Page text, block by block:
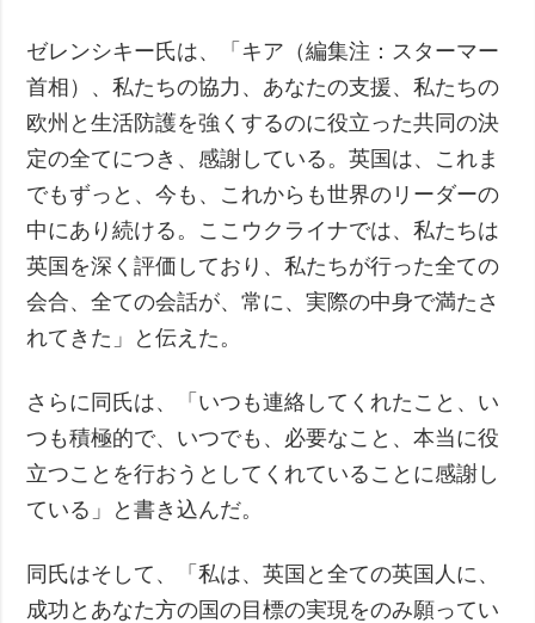
ゼレンシキー氏は、「キア（編集注：スターマー
首相）、私たちの協力、あなたの支援、私たちの
欧州と生活防護を強くするのに役立った共同の決
定の全てにつき、感謝している。英国は、これま
でもずっと、今も、これからも世界のリーダーの
中にあり続ける。ここウクライナでは、私たちは
英国を深く評価しており、私たちが行った全ての
会合、全ての会話が、常に、実際の中身で満たさ
れてきた」と伝えた。
さらに同氏は、「いつも連絡してくれたこと、い
つも積極的で、いつでも、必要なこと、本当に役
立つことを行おうとしてくれていることに感謝し
ている」と書き込んだ。
同氏はそして、「私は、英国と全ての英国人に、
成功とあなた方の国の目標の実現をのみ願ってい